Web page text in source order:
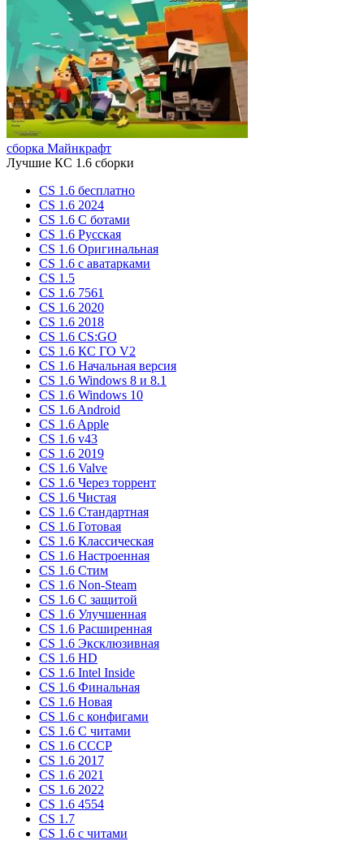
сборка Майнкрафт
Лучшие КС 1.6 сборки
CS 1.6 бесплатно
CS 1.6 2024
CS 1.6 С ботами
CS 1.6 Русская
CS 1.6 Оригинальная
CS 1.6 c аватарками
CS 1.5
CS 1.6 7561
CS 1.6 2020
CS 1.6 2018
CS 1.6 CS:GO
CS 1.6 КС ГО V2
CS 1.6 Начальная версия
CS 1.6 Windows 8 и 8.1
CS 1.6 Windows 10
CS 1.6 Android
CS 1.6 Apple
CS 1.6 v43
CS 1.6 2019
CS 1.6 Valve
CS 1.6 Через торрент
CS 1.6 Чистая
CS 1.6 Стандартная
CS 1.6 Готовая
CS 1.6 Классическая
CS 1.6 Настроенная
CS 1.6 Стим
CS 1.6 Non-Steam
CS 1.6 C защитой
CS 1.6 Улучшенная
CS 1.6 Расширенная
CS 1.6 Эксклюзивная
CS 1.6 HD
CS 1.6 Intel Inside
CS 1.6 Финальная
CS 1.6 Новая
CS 1.6 с конфигами
CS 1.6 С читами
CS 1.6 CCCP
CS 1.6 2017
CS 1.6 2021
CS 1.6 2022
CS 1.6 4554
CS 1.7
CS 1.6 с читами